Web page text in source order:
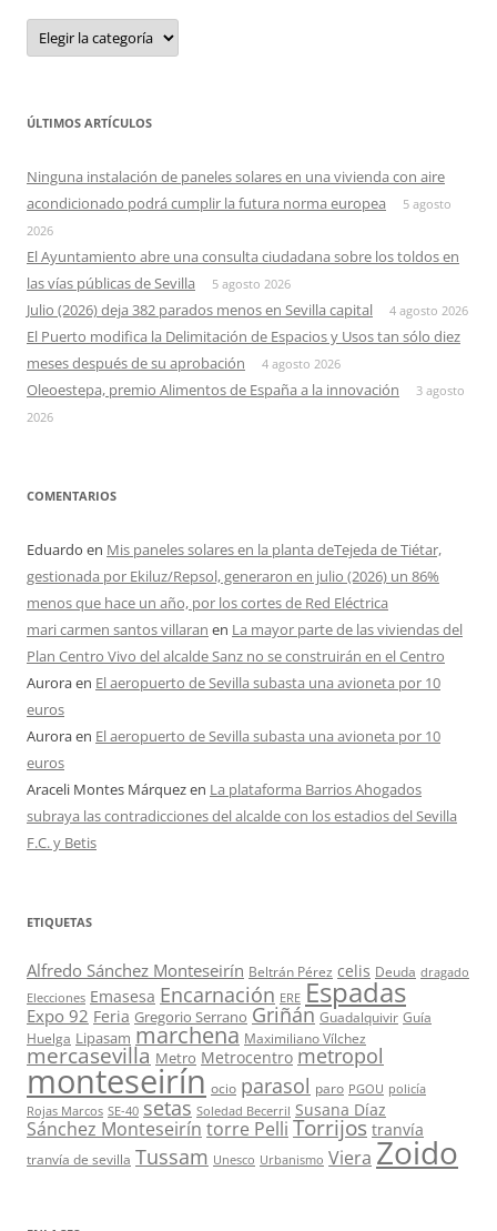
Categorias
ÚLTIMOS ARTÍCULOS
Ninguna instalación de paneles solares en una vivienda con aire
acondicionado podrá cumplir la futura norma europea
5 agosto
2026
El Ayuntamiento abre una consulta ciudadana sobre los toldos en
las vías públicas de Sevilla
5 agosto 2026
Julio (2026) deja 382 parados menos en Sevilla capital 4 agosto 2026
El Puerto modifica la Delimitación de Espacios y Usos tan sólo diez
meses después de su aprobación
4 agosto 2026
Oleoestepa, premio Alimentos de España a la innovación
3 agosto
2026
COMENTARIOS
Eduardo en Mis paneles solares en la planta deTejeda de Tiétar,
gestionada por Ekiluz/Repsol, generaron en julio (2026) un 86%
menos que hace un año, por los cortes de Red Eléctrica
mari carmen santos villaran en La mayor parte de las viviendas del
Plan Centro Vivo del alcalde Sanz no se construirán en el Centro
Auroraen El aeropuerto de Sevilla subasta una avioneta por 10
euros
Auroraen El aeropuerto de Sevilla subasta una avioneta por 10
euros
Araceli Montes Márquezen La plataforma Barrios Ahogados
subraya las contradicciones del alcalde con los estadios del Sevilla
F.C. y Betis
ETIQUETAS
Alfredo Sánchez Monteseirín Beltrán Pérez celis Deuda dragado
Elecciones Emasesa Encarnación ERE Espadas
Expo 92 Feria Gregorio Serrano Griñán Guadalquivir Guía
Huelga Lipasam marchena Maximiliano Vílchez
mercasevilla Metro Metrocentro metropol
monteseirín ocio parasol paro PGOU policía
Rojas Marcos SE-40 setas Soledad Becerril Susana Díaz
Sánchez Monteseirín torre Pelli Torrijos tranvía
tranvía de sevilla Tussam Unesco Urbanismo Viera Zoido